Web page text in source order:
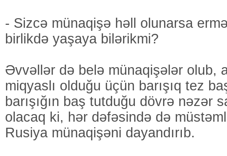
- Sizcə münaqişə həll olunarsa
birlikdə yaşaya bilərikmi?
Əvvəllər də belə münaqişələr olub,
miqyaslı olduğu üçün barışıq tez
barışığın baş tutduğu dövrə nəzər
olacaq ki, hər dəfəsində də
Rusiya münaqişəni dayandırıb.